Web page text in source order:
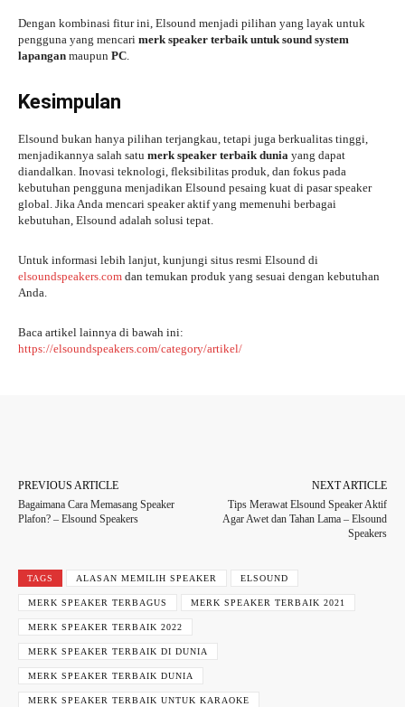
Dengan kombinasi fitur ini, Elsound menjadi pilihan yang layak untuk
pengguna yang mencari merk speaker terbaik untuk sound system
lapangan maupun PC.
Kesimpulan
Elsound bukan hanya pilihan terjangkau, tetapi juga berkualitas tinggi,
menjadikannya salah satu merk speaker terbaik dunia yang dapat
diandalkan. Inovasi teknologi, fleksibilitas produk, dan fokus pada
kebutuhan pengguna menjadikan Elsound pesaing kuat di pasar speaker
global. Jika Anda mencari speaker aktif yang memenuhi berbagai
kebutuhan, Elsound adalah solusi tepat.
Untuk informasi lebih lanjut, kunjungi situs resmi Elsound di
elsoundspeakers.com dan temukan produk yang sesuai dengan kebutuhan
Anda.
Baca artikel lainnya di bawah ini:
https://elsoundspeakers.com/category/artikel/
PREVIOUS ARTICLE
Bagaimana Cara Memasang Speaker
Plafon? – Elsound Speakers
NEXT ARTICLE
Tips Merawat Elsound Speaker Aktif
Agar Awet dan Tahan Lama – Elsound
Speakers
TAGS ALASAN MEMILIH SPEAKER ELSOUND
MERK SPEAKER TERBAGUS MERK SPEAKER TERBAIK 2021
MERK SPEAKER TERBAIK 2022
MERK SPEAKER TERBAIK DI DUNIA
MERK SPEAKER TERBAIK DUNIA
MERK SPEAKER TERBAIK UNTUK KARAOKE